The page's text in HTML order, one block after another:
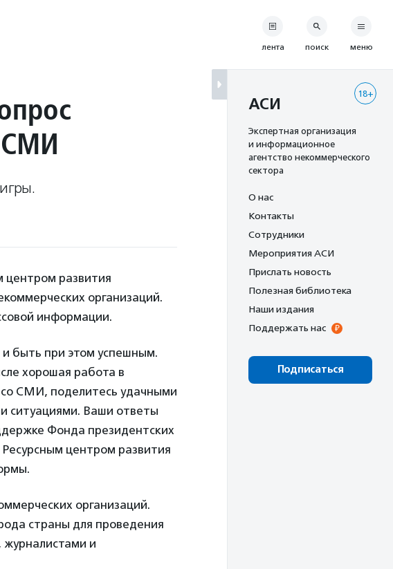
СМИ
развития
организаций.
информации.
и быть при этом успешным.
хорошая работа в
СМИ, поделитесь удачными
ситуациями. Ваши ответы
Фонда президентских
центром развития
организаций.
страны для проведения
и
лента поиск меню
18+
АСИ
Экспертная организация
и информационное
агентство некоммерческого
сектора
О нас
Контакты
Сотрудники
Мероприятия АСИ
Прислать новость
Полезная библиотека
Наши издания
Поддержать нас
Подписаться